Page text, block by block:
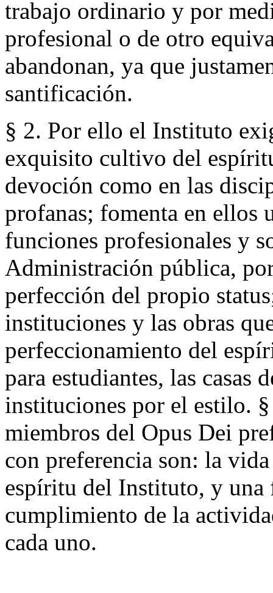
trabajo ordinario y por
profesional o de otro
abandonan, ya que
santificación.
§ 2. Por ello el Instituto
exquisito cultivo del
devoción como en las
profanas; fomenta en ellos
funciones profesionales y
Administración pública,
perfección del propio
instituciones y las obras
perfeccionamiento del
para estudiantes, las casas
instituciones por el estilo.
miembros del Opus Dei
con preferencia son: la
espíritu del Instituto, y
cumplimiento de la
cada uno.